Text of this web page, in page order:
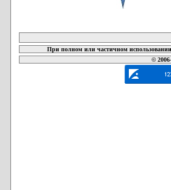
При полном или частичном
©